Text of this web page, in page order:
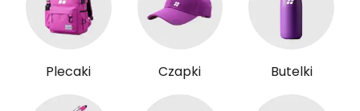
Plecaki Czapki Butelki